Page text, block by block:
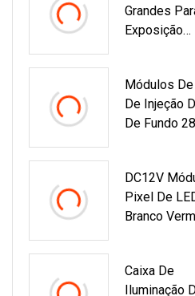
Grandes
Exposição
Módulo De
Luz De
Módulos De
De Injeção
De Fundo
DC12V
Pixel De
Branco
Publicidade
Única LED
Caixa De
Iluminação